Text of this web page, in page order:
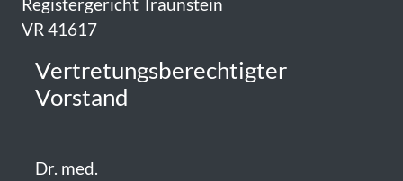
VR 41617
Vertretungsberechtigter
Vorstand
Dr. med.